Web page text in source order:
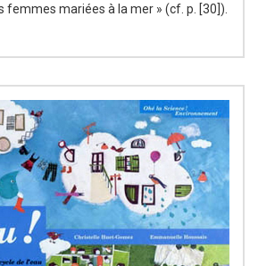
femmes mariées à la mer » (cf. p. [30]).